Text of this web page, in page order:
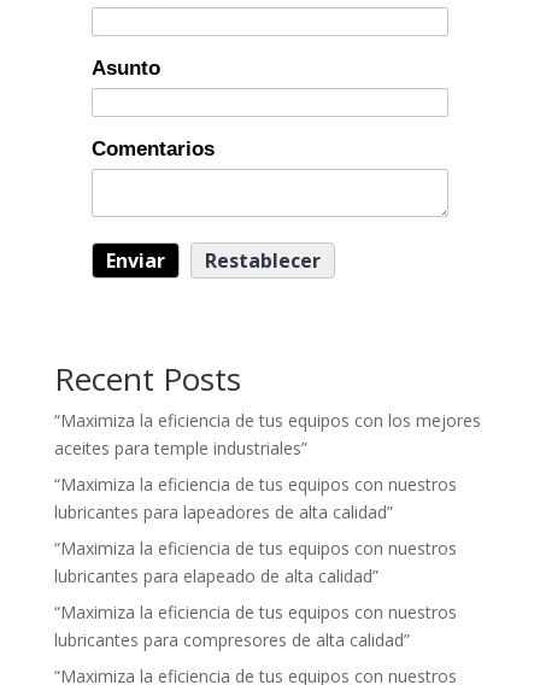
Asunto
Comentarios
Recent Posts
“Maximiza la eficiencia de tus equipos con los mejores
aceites para temple industriales”
“Maximiza la eficiencia de tus equipos con nuestros
lubricantes para lapeadores de alta calidad”
“Maximiza la eficiencia de tus equipos con nuestros
lubricantes para elapeado de alta calidad”
“Maximiza la eficiencia de tus equipos con nuestros
lubricantes para compresores de alta calidad”
“Maximiza la eficiencia de tus equipos con nuestros